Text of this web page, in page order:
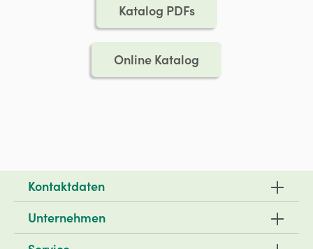
Katalog PDFs
Online Katalog
Kontaktdaten
Unternehmen